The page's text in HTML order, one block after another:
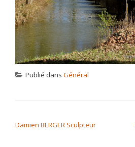
Publié dans Général
Damien BERGER Sculpteur